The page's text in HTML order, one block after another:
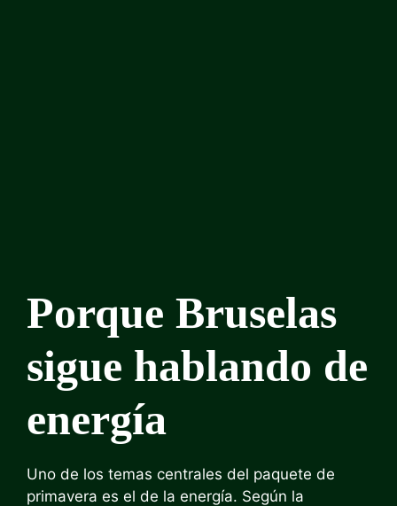
Porque Bruselas
sigue hablando de
energía
Uno de los temas centrales del paquete de
primavera es el de la energía. Según la